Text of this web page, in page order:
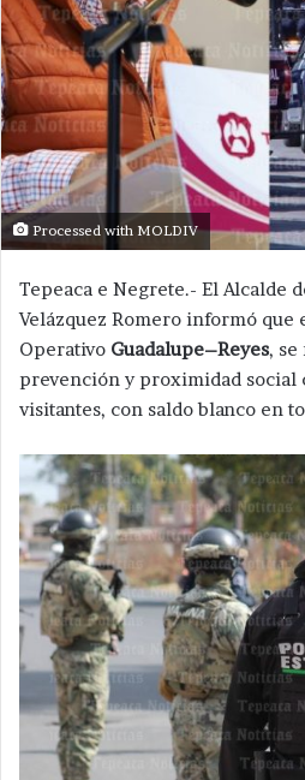
Processed with MOLDIV
Tepeaca e Negrete.- El Alcalde
Velázquez Romero informó que
Operativo Guadalupe–Reyes,
prevención y proximidad social
visitantes, con saldo blanco en